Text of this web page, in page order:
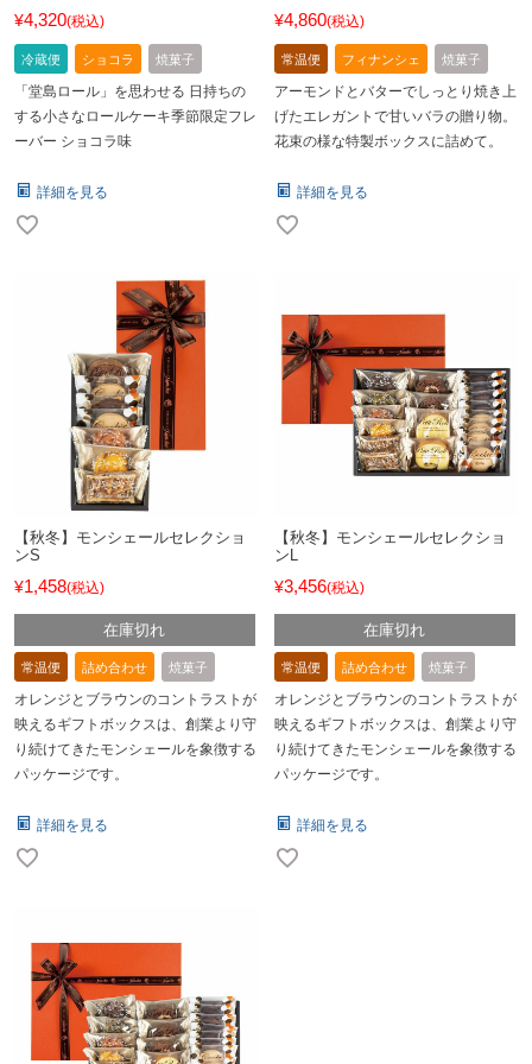
¥4,320 税込
冷蔵便 ショコラ 焼菓子
「堂島ロール」を思わせる 日持ちの
する小さなロールケーキ季節限定フレ
ーバー ショコラ味
詳細を見る
¥4,860 税込
常温便 フィナンシェ 焼菓子
アーモンドとバターでしっとり焼き上
げたエレガントで甘いバラの贈り物。
花束の様な特製ボックスに詰めて。
詳細を見る
【秋冬】モンシェールセレクショ
ンS
¥1,458 税込
在庫切れ
常温便 詰め合わせ 焼菓子
オレンジとブラウンのコントラストが
映えるギフトボックスは、創業より守
り続けてきたモンシェールを象徴する
パッケージです。
詳細を見る
【秋冬】モンシェールセレクショ
ンL
¥3,456 税込
在庫切れ
常温便 詰め合わせ 焼菓子
オレンジとブラウンのコントラストが
映えるギフトボックスは、創業より守
り続けてきたモンシェールを象徴する
パッケージです。
詳細を見る